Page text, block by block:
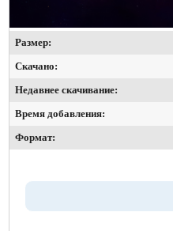
Размер:
Скачано:
Недавнее скачивание:
Время добавления:
Формат: